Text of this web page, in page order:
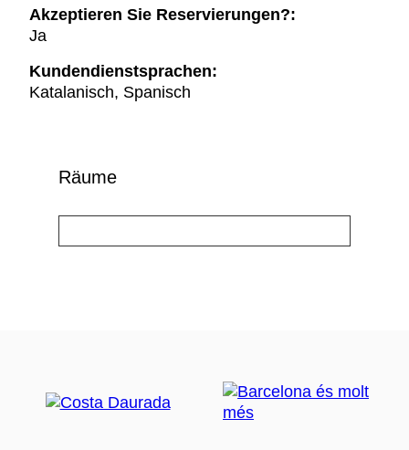
Akzeptieren Sie Reservierungen?:
Ja
Kundendienstsprachen:
Katalanisch, Spanisch
Räume